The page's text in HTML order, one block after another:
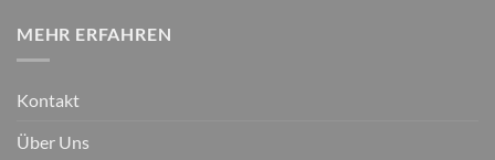
MEHR ERFAHREN
Kontakt
Über Uns